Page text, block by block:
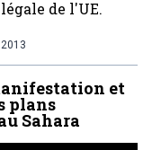
de l'UE.
et
plans
Sahara